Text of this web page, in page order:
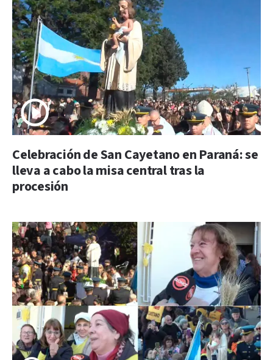
Celebración de San Cayetano en Paraná: se
lleva a cabo la misa central tras la
procesión